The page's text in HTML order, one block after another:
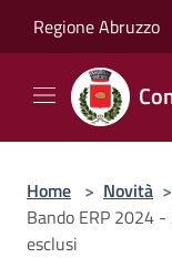
Regione Abruzzo
Home > Novità >
Bando ERP 2024
esclusi